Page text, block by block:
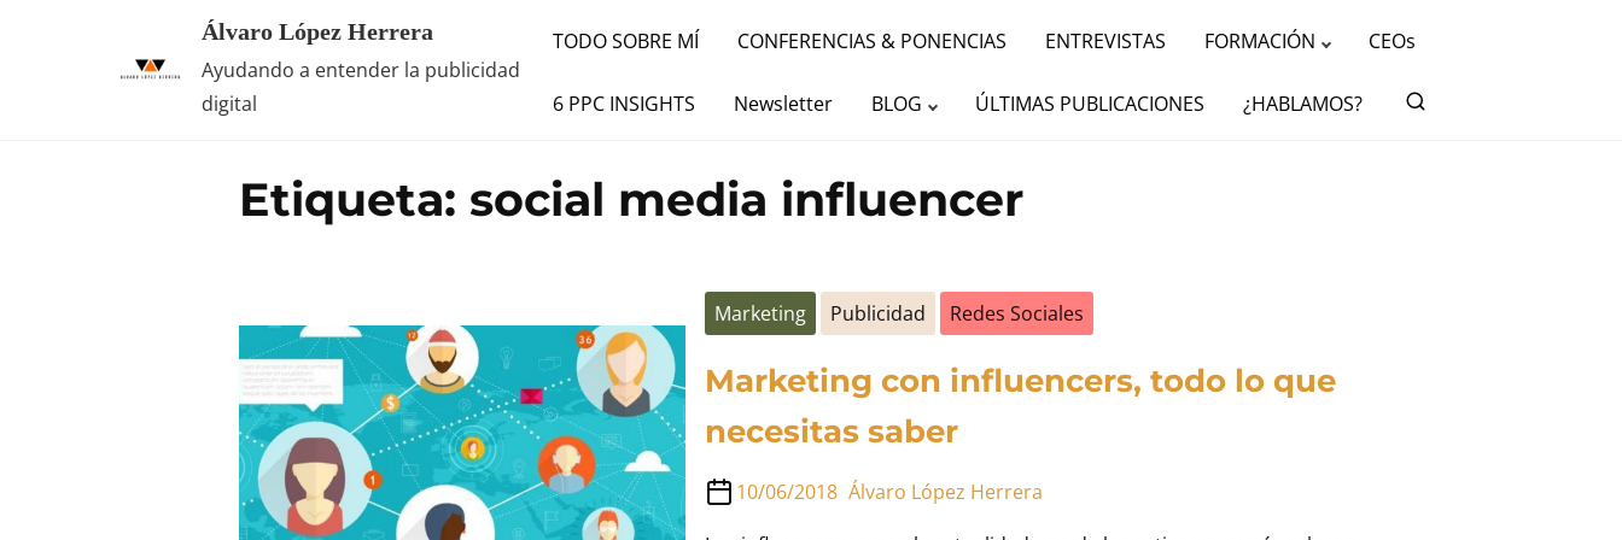
Álvaro López Herrera
Ayudando a entender la publicidad
digital
TODO SOBRE MÍ CONFERENCIAS & PONENCIAS ENTREVISTAS FORMACIÓN CEOs
6 PPC INSIGHTS Newsletter BLOG ÚLTIMAS PUBLICACIONES ¿HABLAMOS?
Etiqueta: social media influencer
Marketing Publicidad Redes Sociales
Marketing con influencers, todo lo que
necesitas saber
10/06/2018 Álvaro López Herrera